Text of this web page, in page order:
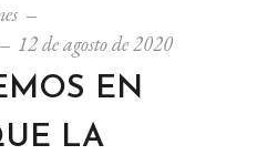
12 de agosto de 2020
EN
LA